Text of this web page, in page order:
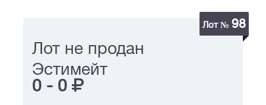
Лот № 98
Лот не продан
Эстимейт
0 - 0